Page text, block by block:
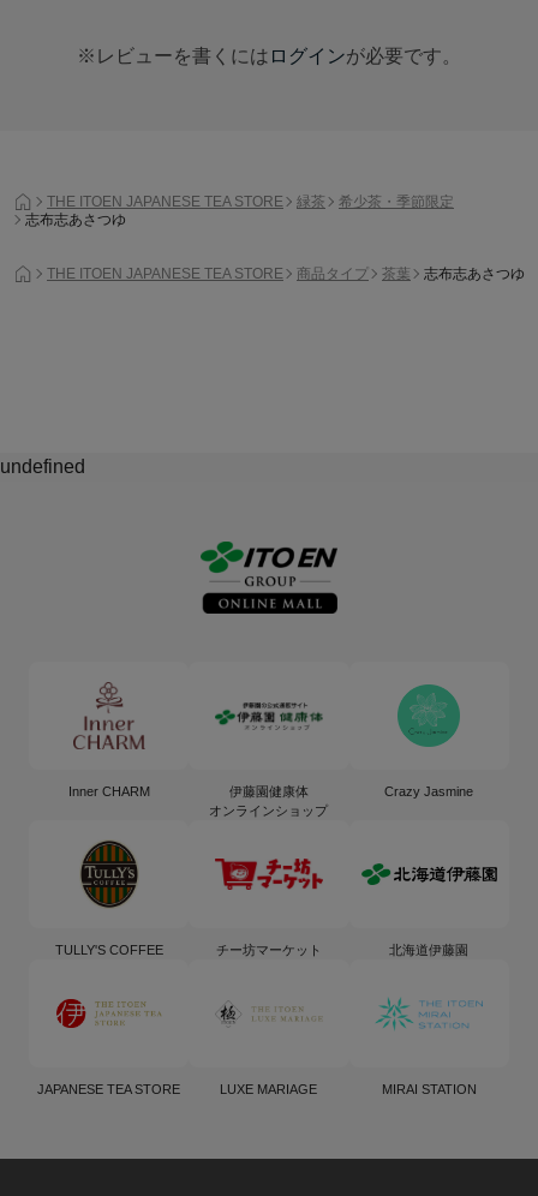
※レビューを書くには ログインが必要です。
THE ITOEN JAPANESE TEA STORE 緑茶
希少茶・季節限定
志布志あさつゆ
THE ITOEN JAPANESE TEA STORE 商品タイプ 茶葉 志布志あさつゆ
undefined
Inner CHARM
伊藤園健康体
オンラインショップ
Crazy Jasmine
TULLY'S COFFEE チー坊マーケット 北海道伊藤園
JAPANESE TEA STORE LUXE MARIAGE MIRAI STATION